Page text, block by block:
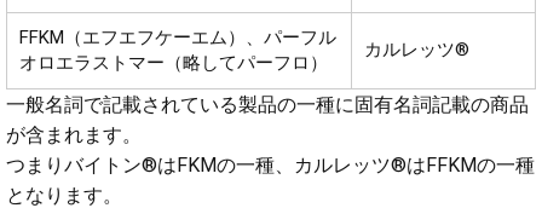
FFKM（エフエフケーエム）、パーフル
オロエラストマー（略してパーフロ）
カルレッツ®
一般名詞で記載されている製品の一種に固有名詞記載の商品
が含まれます。
つまりバイトン®はFKMの一種、カルレッツ®はFFKMの一種
となります。